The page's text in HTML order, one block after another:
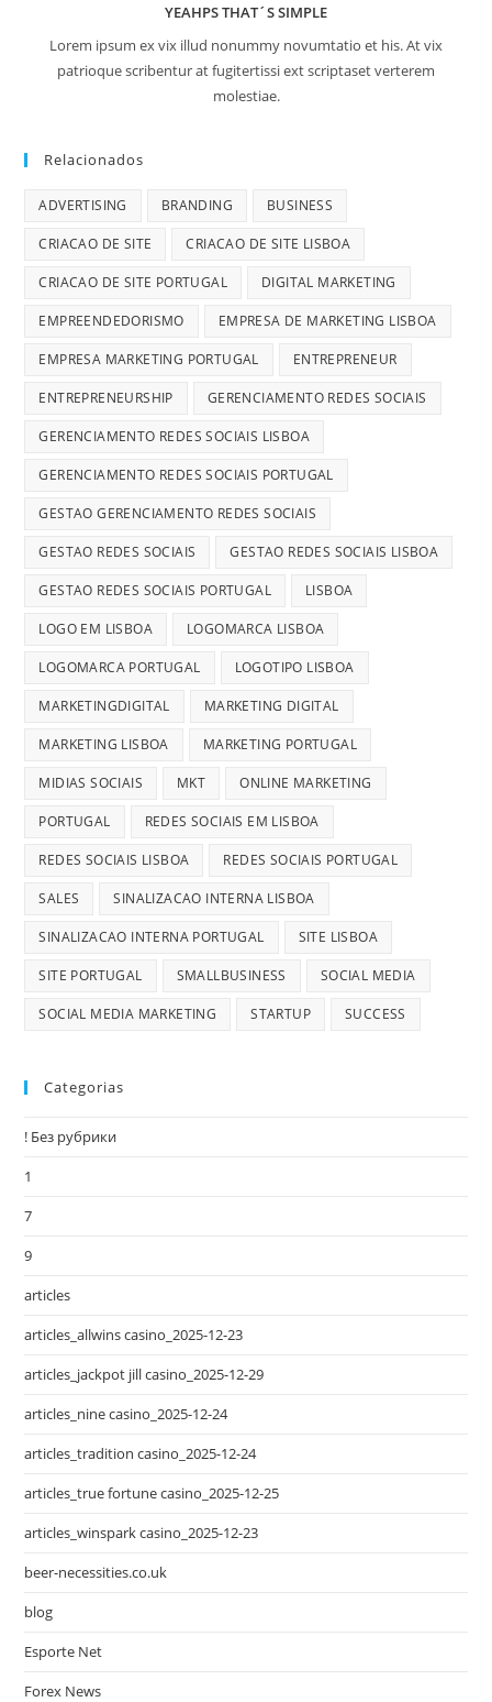
YEAHPS THAT´S SIMPLE
Lorem ipsum ex vix illud nonummy novumtatio et his. At vix
patrioque scribentur at fugitertissi ext scriptaset verterem
molestiae.
Relacionados
ADVERTISING BRANDING BUSINESS
CRIACAO DE SITE CRIACAO DE SITE LISBOA
CRIACAO DE SITE PORTUGAL DIGITAL MARKETING
EMPREENDEDORISMO EMPRESA DE MARKETING LISBOA
EMPRESA MARKETING PORTUGAL ENTREPRENEUR
ENTREPRENEURSHIP GERENCIAMENTO REDES SOCIAIS
GERENCIAMENTO REDES SOCIAIS LISBOA
GERENCIAMENTO REDES SOCIAIS PORTUGAL
GESTAO GERENCIAMENTO REDES SOCIAIS
GESTAO REDES SOCIAIS GESTAO REDES SOCIAIS LISBOA
GESTAO REDES SOCIAIS PORTUGAL LISBOA
LOGO EM LISBOA LOGOMARCA LISBOA
LOGOMARCA PORTUGAL LOGOTIPO LISBOA
MARKETINGDIGITAL MARKETING DIGITAL
MARKETING LISBOA MARKETING PORTUGAL
MIDIAS SOCIAIS MKT ONLINE MARKETING
PORTUGAL REDES SOCIAIS EM LISBOA
REDES SOCIAIS LISBOA REDES SOCIAIS PORTUGAL
SALES SINALIZACAO INTERNA LISBOA
SINALIZACAO INTERNA PORTUGAL SITE LISBOA
SITE PORTUGAL SMALLBUSINESS SOCIAL MEDIA
SOCIAL MEDIA MARKETING STARTUP SUCCESS
Categorias
! Без рубрики
1
7
9
articles
articles_allwins casino_2025-12-23
articles_jackpot jill casino_2025-12-29
articles_nine casino_2025-12-24
articles_tradition casino_2025-12-24
articles_true fortune casino_2025-12-25
articles_winspark casino_2025-12-23
beer-necessities.co.uk
blog
Esporte Net
Forex News